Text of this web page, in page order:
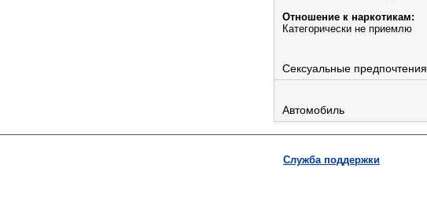
Отношение к наркотикам:
Категорически не приемлю
Сексуальные предпочтения
Автомобиль
Служба поддержки